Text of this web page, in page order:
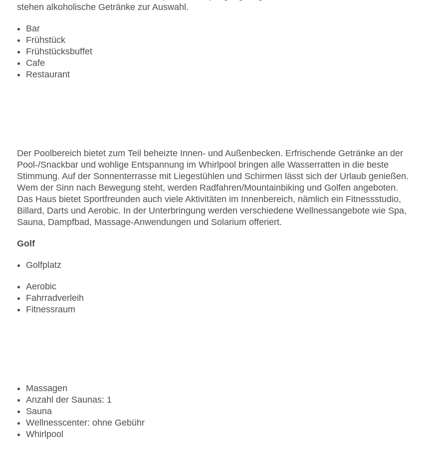
stehen alkoholische Getränke zur Auswahl.
Bar
Frühstück
Frühstücksbuffet
Cafe
Restaurant
Der Poolbereich bietet zum Teil beheizte Innen- und Außenbecken. Erfrischende Getränke an der
Pool-/Snackbar und wohlige Entspannung im Whirlpool bringen alle Wasserratten in die beste
Stimmung. Auf der Sonnenterrasse mit Liegestühlen und Schirmen lässt sich der Urlaub genießen.
Wem der Sinn nach Bewegung steht, werden Radfahren/Mountainbiking und Golfen angeboten.
Das Haus bietet Sportfreunden auch viele Aktivitäten im Innenbereich, nämlich ein Fitnessstudio,
Billard, Darts und Aerobic. In der Unterbringung werden verschiedene Wellnessangebote wie Spa,
Sauna, Dampfbad, Massage-Anwendungen und Solarium offeriert.
Golf
Golfplatz
Aerobic
Fahrradverleih
Fitnessraum
Massagen
Anzahl der Saunas: 1
Sauna
Wellnesscenter: ohne Gebühr
Whirlpool